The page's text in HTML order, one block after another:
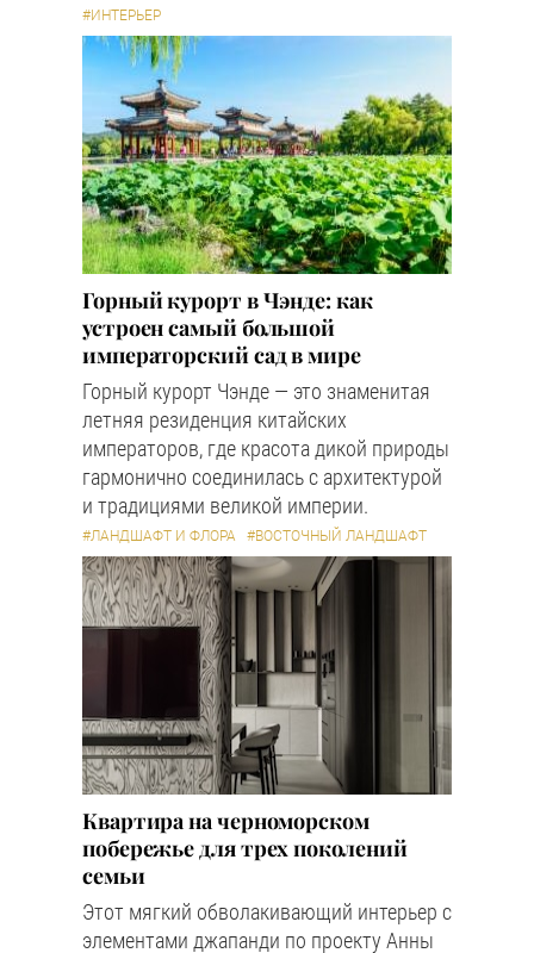
#ИНТЕРЬЕР
Горный курорт в Чэнде: как
устроен самый большой
императорский сад в мире
Горный курорт Чэнде — это знаменитая
летняя резиденция китайских
императоров, где красота дикой природы
гармонично соединилась с архитектурой
и традициями великой империи.
#ЛАНДШАФТ И ФЛОРА #ВОСТОЧНЫЙ ЛАНДШАФТ
Квартира на черноморском
побережье для трех поколений
семьи
Этот мягкий обволакивающий интерьер с
элементами джапанди по проекту Анны